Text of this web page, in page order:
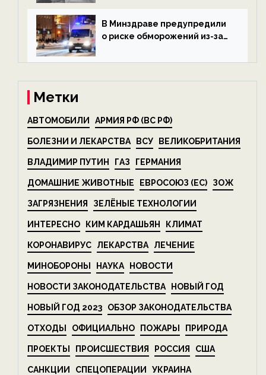
экологии на ECOportal
В Минздраве предупредили
о риске обморожений из-за
на ECOportal
Метки
АВТОМОБИЛИ АРМИЯ РФ (ВС РФ)
БОЛЕЗНИ И ЛЕКАРСТВА ВСУ ВЕЛИКОБРИТАНИЯ
ВЛАДИМИР ПУТИН ГАЗ ГЕРМАНИЯ
ДОМАШНИЕ ЖИВОТНЫЕ ЕВРОСОЮЗ (ЕС) ЗОЖ
ЗАГРЯЗНЕНИЯ ЗЕЛЁНЫЕ ТЕХНОЛОГИИ
ИНТЕРЕСНО КИМ КАРДАШЬЯН КЛИМАТ
КОРОНАВИРУС ЛЕКАРСТВА ЛЕЧЕНИЕ
МИНОБОРОНЫ НАУКА НОВОСТИ
НОВОСТИ ЗАКОНОДАТЕЛЬСТВА НОВЫЙ ГОД
НОВЫЙ ГОД 2023 ОБЗОР ЗАКОНОДАТЕЛЬСТВА
ОТХОДЫ ОФИЦИАЛЬНО ПОЖАРЫ ПРИРОДА
ПРОЕКТЫ ПРОИСШЕСТВИЯ РОССИЯ США
САНКЦИИ СПЕЦОПЕРАЦИИ УКРАИНА